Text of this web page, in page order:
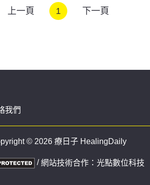
上一頁 1 下一頁
我們
© 2026 療日子 HealingDaily
/網站技術合作： 光點數位科技